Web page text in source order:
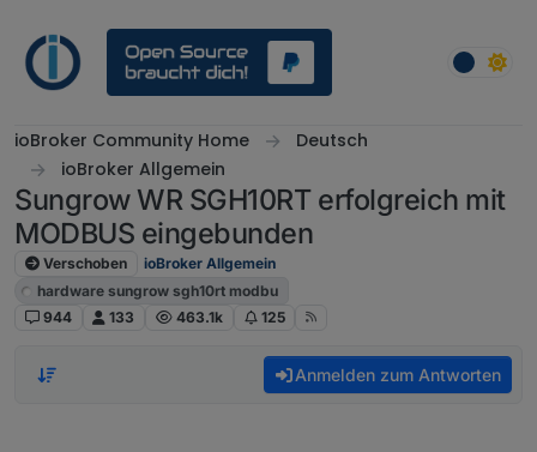
ioBroker Community Home
Deutsch
ioBroker Allgemein
Sungrow WR SGH10RT erfolgreich mit
MODBUS eingebunden
Verschoben
ioBroker Allgemein
hardware sungrow sgh10rt modbu
944
133 463.1k 125
Anmelden zum Antworten